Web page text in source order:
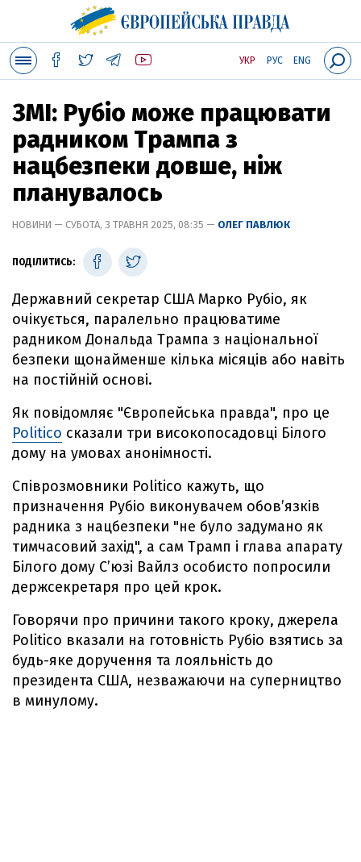
УКР РУС ENG
ЗМІ: Рубіо може працювати
радником Трампа з
нацбезпеки довше, ніж
планувалось
НОВИНИ — СУБОТА, 3 ТРАВНЯ 2025, 08:35 — ОЛЕГ ПАВЛЮК
ПОДІЛИТИСЬ:
Державний секретар США Марко Рубіо, як
очікується, паралельно працюватиме
радником Дональда Трампа з національної
безпеки щонайменше кілька місяців або навіть
на постійній основі.
Як повідомляє "Європейська правда", про це
Politico сказали три високопосадовці Білого
дому на умовах анонімності.
Співрозмовники Politico кажуть, що
призначення Рубіо виконувачем обовʼязків
радника з нацбезпеки "не було задумано як
тимчасовий захід", а сам Трамп і глава апарату
Білого дому Сʼюзі Вайлз особисто попросили
держсекретаря про цей крок.
Говорячи про причини такого кроку, джерела
Politico вказали на готовність Рубіо взятись за
будь-яке доручення та лояльність до
президента США, незважаючи на суперництво
в минулому.